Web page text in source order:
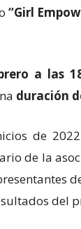
“Girl
a las
duración
de
de la
del